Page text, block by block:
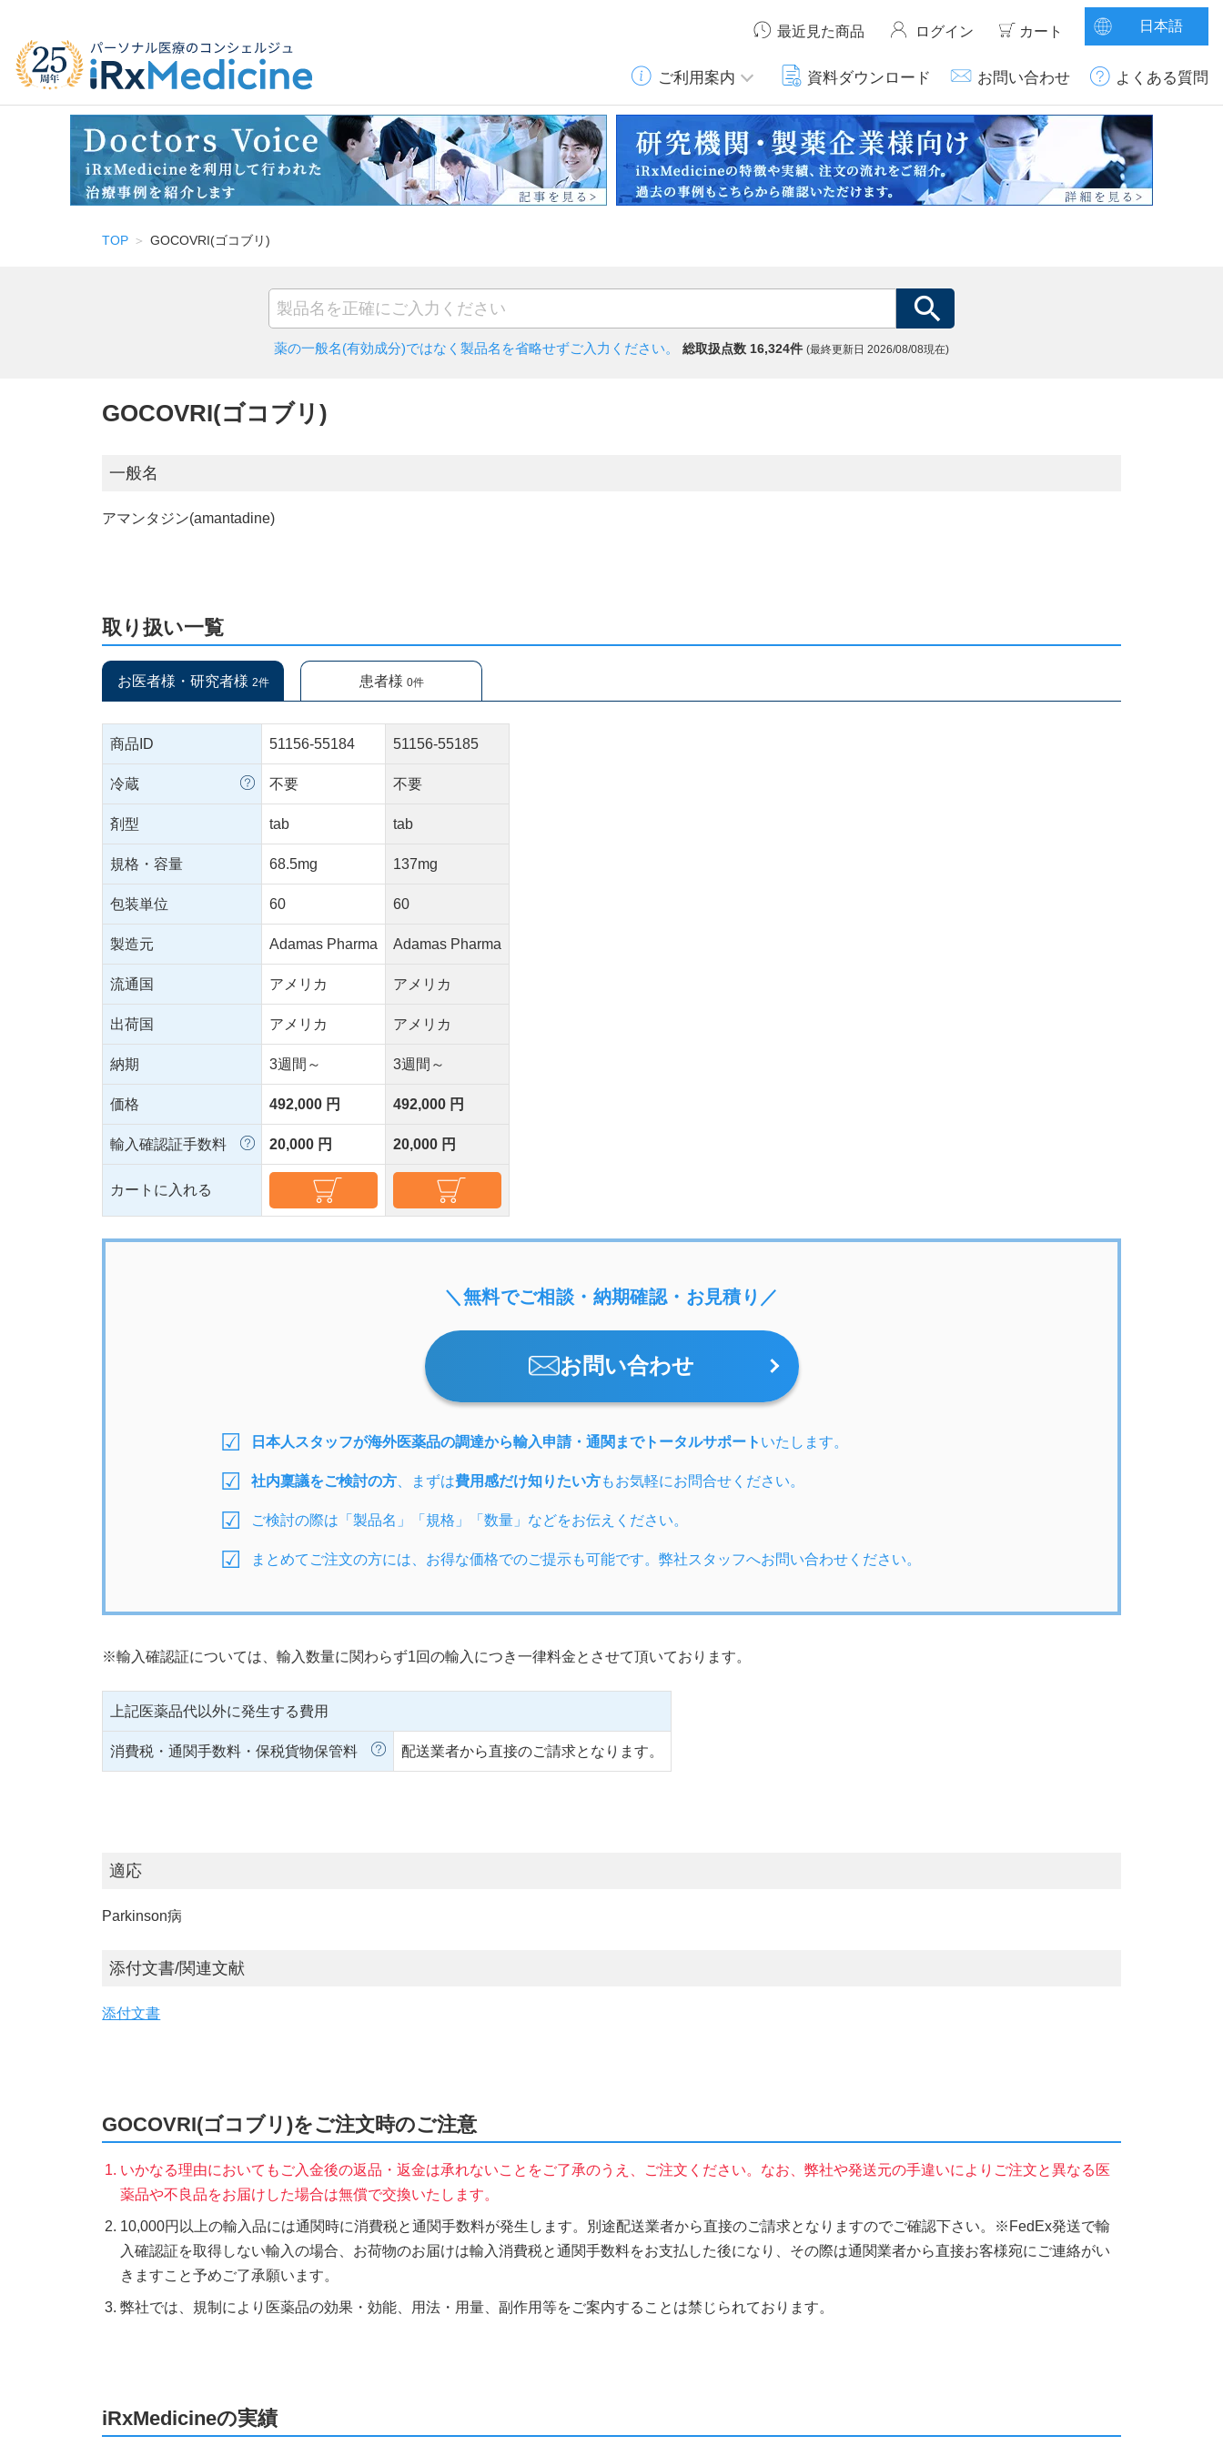
最近見た商品 ログイン カート 日本語
ご利用案内 資料ダウンロード お問い合わせ よくある質問
TOP GOCOVRI(ゴコブリ)
薬の一般名(有効成分)ではなく 製品名を省略せずご入力ください。 総取扱点数 16,324件 (最終更新日 2026/08/08現在)
GOCOVRI(ゴコブリ)
一般名
アマンタジン(amantadine)
取り扱い一覧
お医者様・研究者様 2件 患者様 0件
商品ID 51156-55184 51156-55185
冷蔵 不要 不要
剤型 tab tab
規格・容量 68.5mg 137mg
包装単位 60 60
製造元 Adamas Pharma Adamas Pharma
流通国 アメリカ アメリカ
出荷国 アメリカ アメリカ
納期 3週間～ 3週間～
価格 492,000 円 492,000 円
輸入確認証手数料 20,000 円 20,000 円
カートに入れる
＼無料でご相談・納期確認・お見積り／
お問い合わせ
日本人スタッフが海外医薬品の調達から輸入申請・通関までトータルサポート いたします。
社内稟議をご検討の方 、まずは費用感だけ知りたい方もお気軽にお問合せください。
ご検討の際は「製品名」「規格」「数量」などをお伝えください。
まとめてご注文の方には、お得な価格でのご提示も可能です。弊社スタッフへお問い合わせください。
※輸入確認証については、輸入数量に関わらず1回の輸入につき一律料金とさせて頂いております。
上記医薬品代以外に発生する費用
消費税・通関手数料・保税貨物保管料 配送業者から直接のご請求となります。
適応
Parkinson病
添付文書/関連文献
添付文書
GOCOVRI(ゴコブリ)をご注文時のご注意
いかなる理由においてもご入金後の返品・返金は承れないことをご了承のうえ、ご注文ください。なお、弊社や発送元の手違いによりご注文と異なる医
薬品や不良品をお届けした場合は無償で交換いたします。
10,000円以上の輸入品には通関時に消費税と通関手数料が発生します。別途配送業者から直接のご請求となりますのでご確認下さい。※FedEx発送で輸
入確認証を取得しない輸入の場合、お荷物のお届けは輸入消費税と通関手数料をお支払した後になり、その際は通関業者から直接お客様宛にご連絡がい
きますこと予めご了承願います。
弊社では、規制により医薬品の効果・効能、用法・用量、副作用等をご案内することは禁じられております。
iRxMedicineの実績